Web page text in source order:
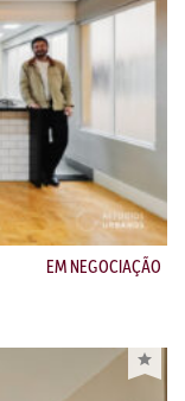
EM NEGOCIAÇÃO